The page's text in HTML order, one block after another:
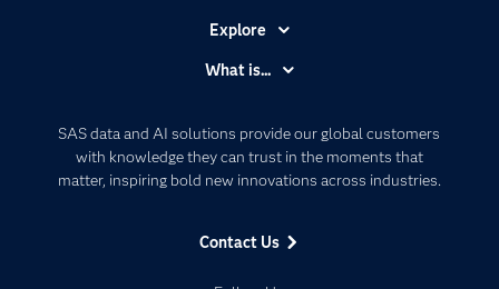
SAS data and AI solutions provide our global customers
with knowledge they can trust in the moments that
matter, inspiring bold new innovations across industries.
Contact Us
Explore
Communities
Company
Developers
What is...
Artificial Intelligence
Data Management